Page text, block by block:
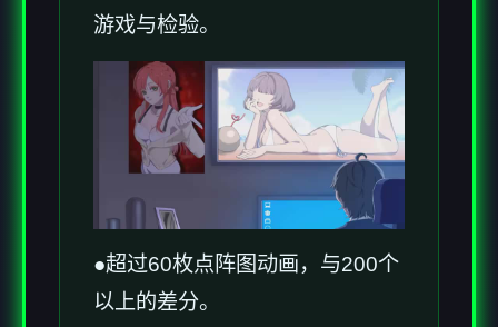
游戏与检验。
●超过60枚点阵图动画，与200个
以上的差分。